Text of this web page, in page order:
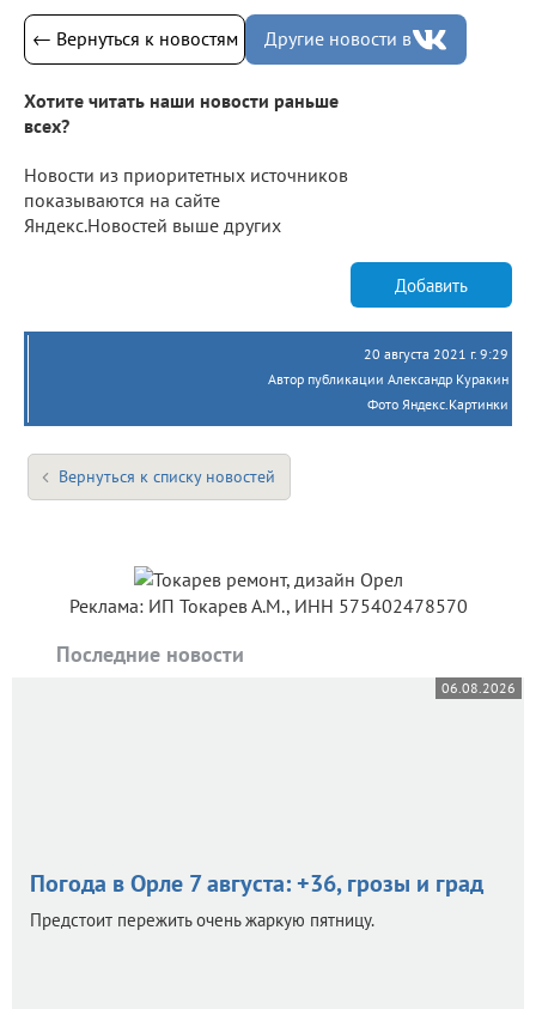
← Вернуться к новостям Другие новости в
Хотите читать наши новости раньше
всех?
Новости из приоритетных источников
показываются на сайте
Яндекс.Новостей выше других
Добавить
20 августа 2021 г. 9:29
Автор публикации Александр Куракин
Фото Яндекс.Картинки
Вернуться к списку новостей
Реклама: ИП Токарев А.М., ИНН 575402478570
Последние новости
06.08.2026
Погода в Орле 7 августа: +36, грозы и град
Предстоит пережить очень жаркую пятницу.